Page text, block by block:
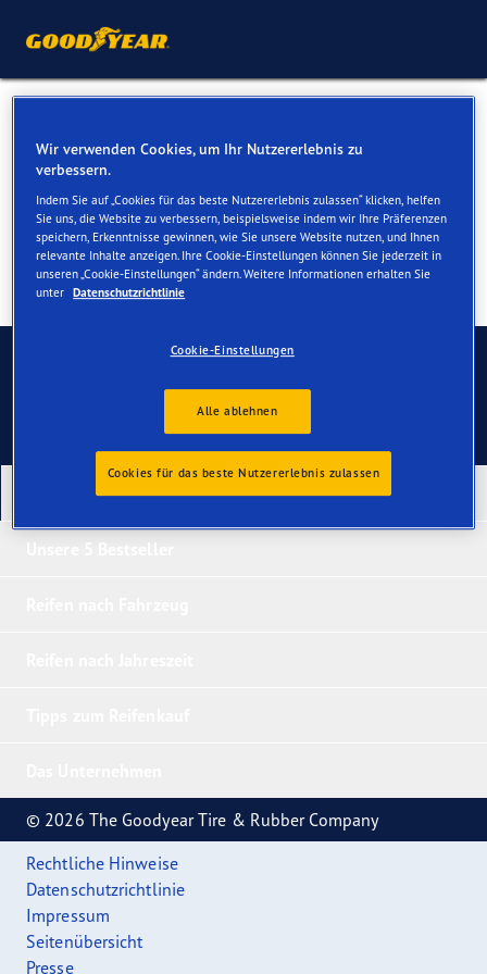
BMW 2er Active Tourer
Kontaktieren Sie uns
Unsere neuesten Produkte
© 2026 The Goodyear Tire & Rubber Company
Rechtliche Hinweise
Datenschutzrichtlinie
Impressum
Seitenübersicht
Presse
Wir verwenden Cookies, um Ihr Nutzererlebnis zu
verbessern.
Indem Sie auf „Cookies für das beste Nutzererlebnis zulassen“ klicken, helfen
Sie uns, die Website zu verbessern, beispielsweise indem wir Ihre Präferenzen
speichern, Erkenntnisse gewinnen, wie Sie unsere Website nutzen, und Ihnen
relevante Inhalte anzeigen. Ihre Cookie-Einstellungen können Sie jederzeit in
unseren „Cookie-Einstellungen“ ändern. Weitere Informationen erhalten Sie
unter Datenschutzrichtlinie
Cookie-Einstellungen
Alle ablehnen
Cookies für das beste Nutzererlebnis zulassen